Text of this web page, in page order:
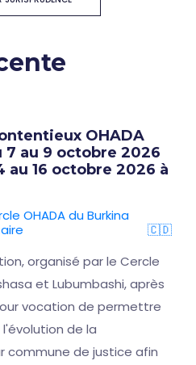
OHADA
7 au 9 octobre 2026
au 16 octobre 2026 à
OHADA du Burkina
🇨🇩
organisé par le Cercle
et Lubumbashi, après
vocation de permettre
de la
commune de justice afin